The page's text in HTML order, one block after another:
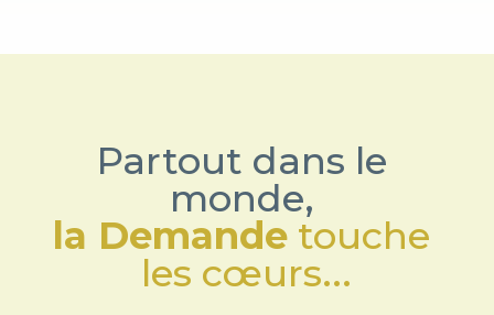
Partout dans le
monde,
la Demande touche
les cœurs...